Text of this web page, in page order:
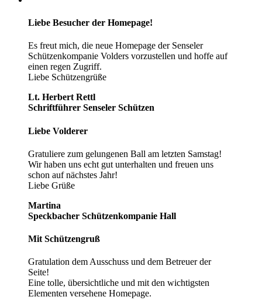
Liebe Besucher der Homepage!
Es freut mich, die neue Homepage der Senseler
Schützenkompanie Volders vorzustellen und hoffe auf
einen regen Zugriff.
Liebe Schützengrüße
Lt. Herbert Rettl
Schriftführer Senseler Schützen
Liebe Volderer
Gratuliere zum gelungenen Ball am letzten Samstag!
Wir haben uns echt gut unterhalten und freuen uns
schon auf nächstes Jahr!
Liebe Grüße
Martina
Speckbacher Schützenkompanie Hall
Mit Schützengruß
Gratulation dem Ausschuss und dem Betreuer der
Seite!
Eine tolle, übersichtliche und mit den wichtigsten
Elementen versehene Homepage.